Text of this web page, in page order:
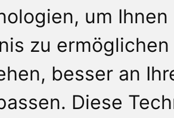
um
zu
besser an
Diese